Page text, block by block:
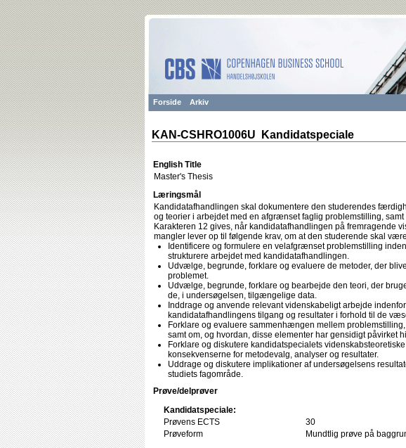
Forside Arkiv
KAN-CSHRO1006U Kandidatspeciale
English Title
Master's Thesis
Læringsmål
Kandidatafhandlingen skal dokumentere den studerendes
og teorier i arbejdet med en afgrænset faglig problemstilling,
Karakteren 12 gives, når kandidatafhandlingen på fremragende
mangler lever op til følgende krav, om at den studerende skal
Identificere og formulere en velafgrænset problemstilling
strukturere arbejdet med kandidatafhandlingen.
Udvælge, begrunde, forklare og evaluere de metoder, der
problemet.
Udvælge, begrunde, forklare og bearbejde den teori, der
de, i undersøgelsen, tilgængelige data.
Inddrage og anvende relevant videnskabeligt arbejde
kandidatafhandlingens tilgang og resultater i forhold til de
Forklare og evaluere sammenhængen mellem
samt om, og hvordan, disse elementer har gensidigt påvirket
Forklare og diskutere kandidatspecialets
konsekvenserne for metodevalg, analyser og resultater.
Uddrage og diskutere implikationer af undersøgelsens
studiets fagområde.
Prøve/delprøver
Kandidatspeciale:
Prøvens ECTS
30
Prøveform
Mundtlig prøve på